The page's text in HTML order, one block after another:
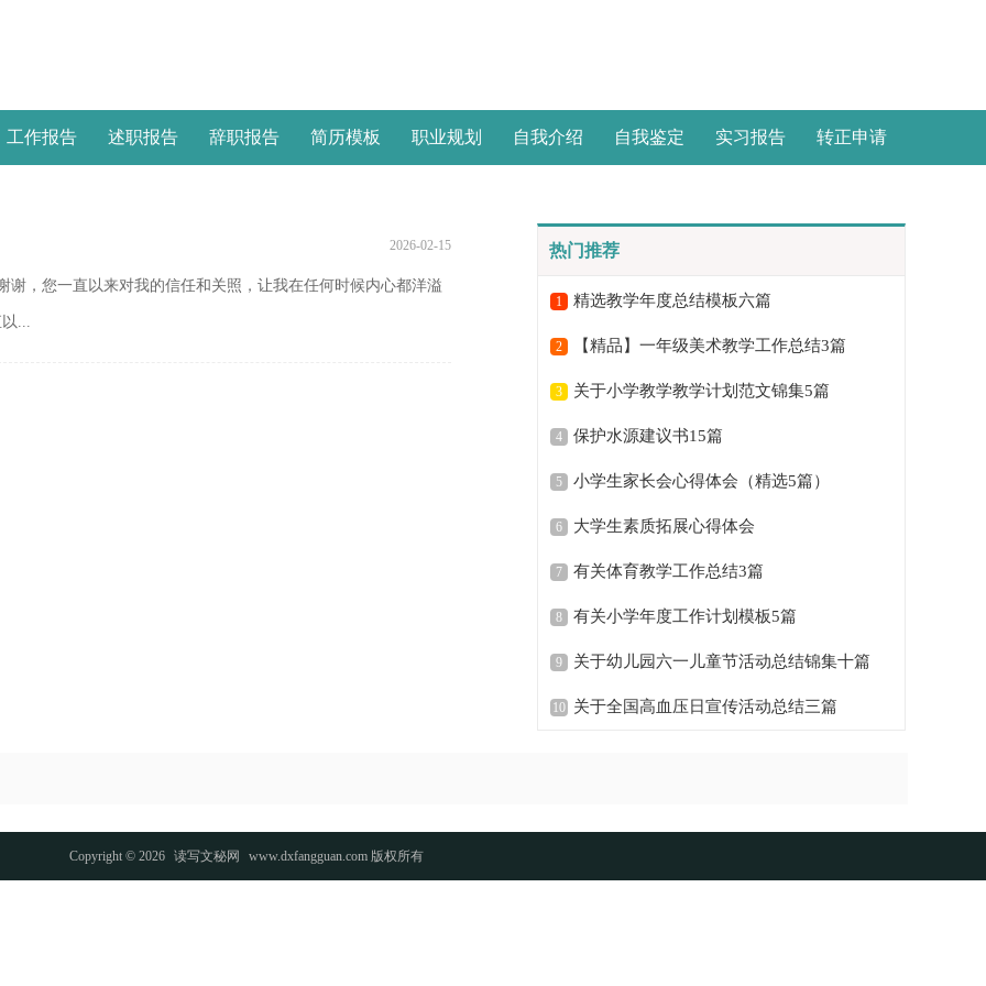
工作报告 述职报告 辞职报告 简历模板 职业规划 自我介绍 自我鉴定 实习报告 转正申请
2026-02-15
，您一直以来对我的信任和关照，让我在任何时候内心都洋溢
...
热门推荐
1 精选教学年度总结模板六篇
2 【精品】一年级美术教学工作总结3篇
3 关于小学教学教学计划范文锦集5篇
4 保护水源建议书15篇
5 小学生家长会心得体会（精选5篇）
6 大学生素质拓展心得体会
7 有关体育教学工作总结3篇
8 有关小学年度工作计划模板5篇
9 关于幼儿园六一儿童节活动总结锦集十篇
10 关于全国高血压日宣传活动总结三篇
Copyright © 2026 读写文秘网 www.dxfangguan.com 版权所有